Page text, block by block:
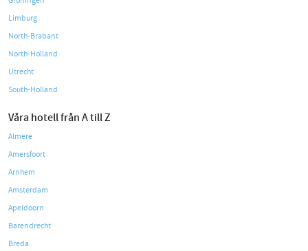
Limburg
North-Brabant
North-Holland
Utrecht
South-Holland
Våra hotell från A till Z
Almere
Amersfoort
Arnhem
Amsterdam
Apeldoorn
Barendrecht
Breda